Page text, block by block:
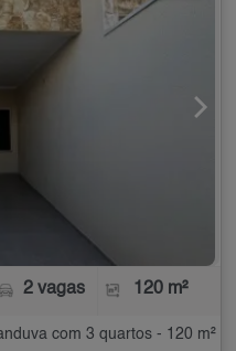
2 vagas 120 m²
com 3 quartos - 120 m²